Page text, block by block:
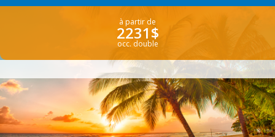
à partir de
2231$
occ. double